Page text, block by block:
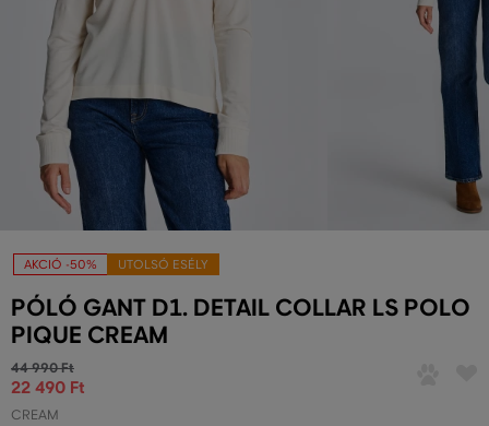
AKCIÓ -50% UTOLSÓ ESÉLY
PÓLÓ GANT D1. DETAIL COLLAR LS POLO
PIQUE CREAM
44 990 Ft
22 490 Ft
CREAM